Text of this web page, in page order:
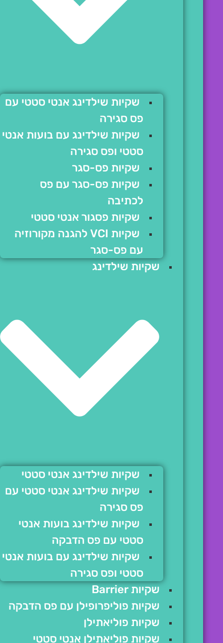
שקיות שילדינג אנטי סטטי עם
פס סגירה
שקיות שילדינג עם בועות אנטי
סטטי ופס סגירה
שקיות פס-סגר
שקיות פס-סגר עם פס
לכתיבה
שקיות פסגור אנטי סטטי
שקיות VCI להגנה מקורוזיה
עם פס-סגר
שקיות שילדינג
שקיות שילדינג אנטי סטטי
שקיות שילדינג אנטי סטטי עם
פס סגירה
שקיות שילדינג בועות אנטי
סטטי עם פס הדבקה
שקיות שילדינג עם בועות אנטי
סטטי ופס סגירה
שקיות Barrier
שקיות פוליפרופילן עם פס הדבקה
שקיות פוליאתילן
שקיות פוליאתילן אנטי סטטי